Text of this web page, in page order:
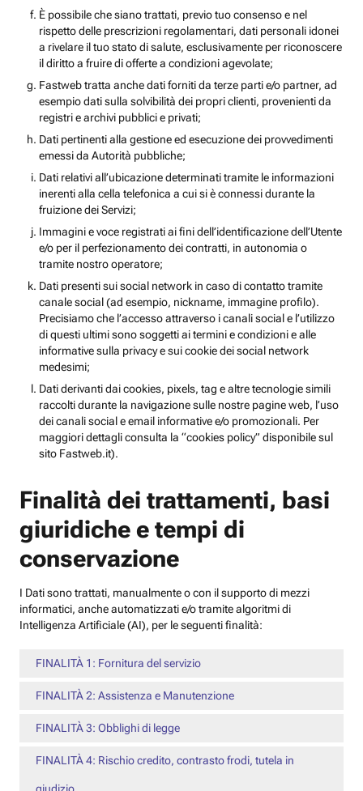
È possibile che siano trattati, previo tuo consenso e nel
rispetto delle prescrizioni regolamentari, dati personali idonei
a rivelare il tuo stato di salute, esclusivamente per riconoscere
il diritto a fruire di offerte a condizioni agevolate;
Fastweb tratta anche dati forniti da terze parti e/o partner, ad
esempio dati sulla solvibilità dei propri clienti, provenienti da
registri e archivi pubblici e privati;
Dati pertinenti alla gestione ed esecuzione dei provvedimenti
emessi da Autorità pubbliche;
Dati relativi all’ubicazione determinati tramite le informazioni
inerenti alla cella telefonica a cui si è connessi durante la
fruizione dei Servizi;
Immagini e voce registrati ai fini dell’identificazione dell’Utente
e/o per il perfezionamento dei contratti, in autonomia o
tramite nostro operatore;
Dati presenti sui social network in caso di contatto tramite
canale social (ad esempio, nickname, immagine profilo).
Precisiamo che l’accesso attraverso i canali social e l’utilizzo
di questi ultimi sono soggetti ai termini e condizioni e alle
informative sulla privacy e sui cookie dei social network
medesimi;
Dati derivanti dai cookies, pixels, tag e altre tecnologie simili
raccolti durante la navigazione sulle nostre pagine web, l’uso
dei canali social e email informative e/o promozionali. Per
maggiori dettagli consulta la “cookies policy” disponibile sul
sito Fastweb.it).
Finalità dei trattamenti, basi
giuridiche e tempi di
conservazione
I Dati sono trattati, manualmente o con il supporto di mezzi
informatici, anche automatizzati e/o tramite algoritmi di
Intelligenza Artificiale (AI), per le seguenti finalità:
FINALITÀ 1: Fornitura del servizio
FINALITÀ 2: Assistenza e Manutenzione
FINALITÀ 3: Obblighi di legge
FINALITÀ 4: Rischio credito, contrasto frodi, tutela in